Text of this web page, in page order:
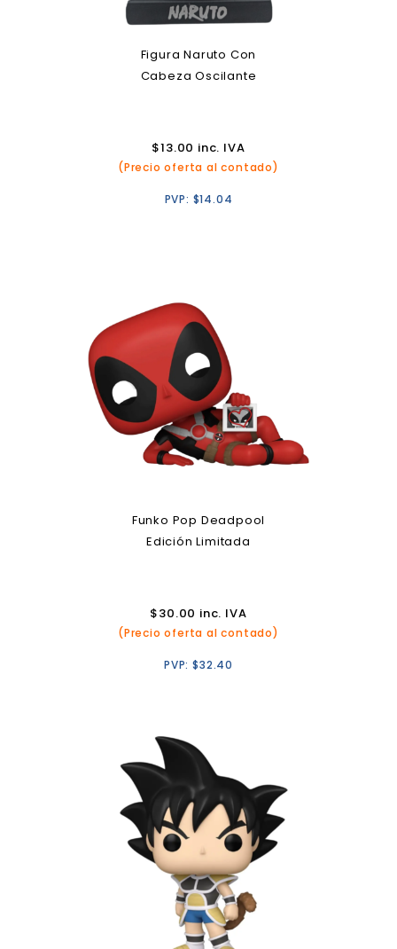
Figura Naruto Con
Cabeza Oscilante
$13.00 inc. IVA
(Precio oferta al contado)
PVP: $14.04
Funko Pop Deadpool
Edición Limitada
$30.00 inc. IVA
(Precio oferta al contado)
PVP:$32.40